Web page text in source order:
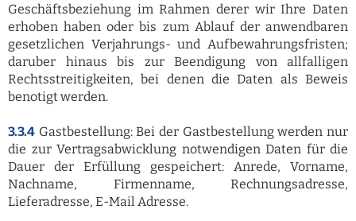
Geschäftsbeziehung im Rahmen derer wir Ihre Daten
erhoben haben oder bis zum Ablauf der anwendbaren
gesetzlichen Verjahrungs- und Aufbewahrungsfristen;
daruber hinaus bis zur Beendigung von allfalligen
Rechtsstreitigkeiten, bei denen die Daten als Beweis
benotigt werden.
3.3.4 Gastbestellung: Bei der Gastbestellung werden nur
die zur Vertragsabwicklung notwendigen Daten für die
Dauer der Erfüllung gespeichert: Anrede, Vorname,
Nachname, Firmenname, Rechnungsadresse,
Lieferadresse, E-Mail Adresse.